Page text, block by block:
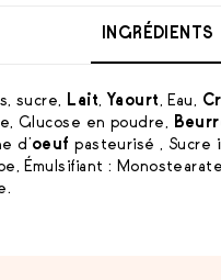
INGRÉDIENTS
sucre, Lait, Yaourt, Eau,
Glucose en poudre,
d’ oeuf pasteurisé , Sucre
Émulsifiant :